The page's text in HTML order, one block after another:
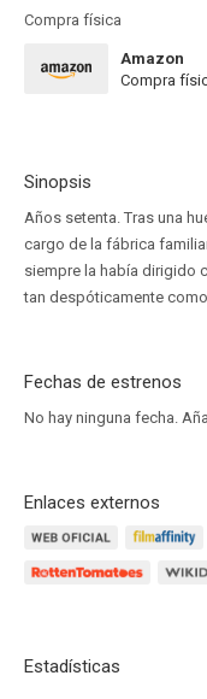
Compra física
Amazon
Compra
Sinopsis
Años setenta. Tras una
cargo de la fábrica
siempre la había dirigido
tan despóticamente
Fechas de estrenos
No hay ninguna fecha.
Enlaces externos
Estadísticas